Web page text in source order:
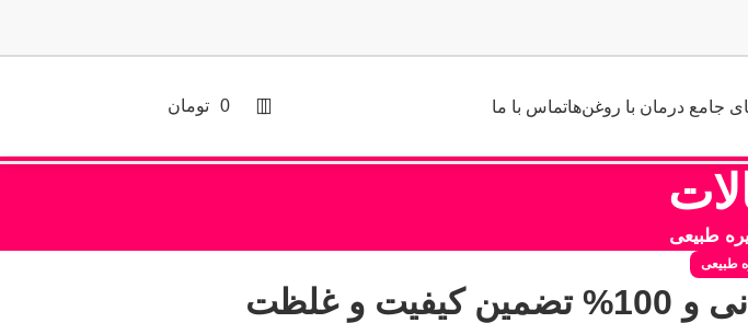
جامع درمان با روغن‌هاتماس با ما 0 تومان
طبیعی
طبیعی
غلظت